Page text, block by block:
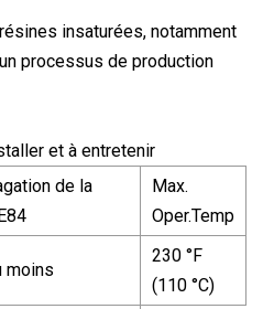
insaturées, notamment
processus de production
et à entretenir
de la
Max.
Oper.Temp
moins
230 °F
(110 °C)